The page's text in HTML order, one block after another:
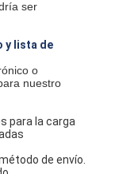
ser
y lista de
o
nuestro
para la carga
de envío.